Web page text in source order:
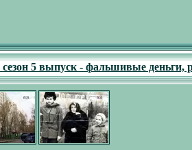
сезон 5 выпуск - фальшивые деньги,